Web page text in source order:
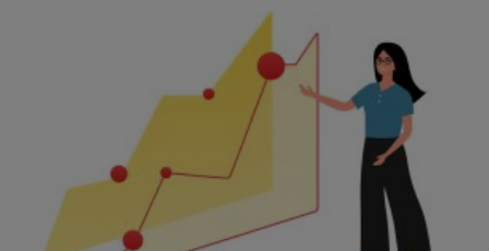
Egyszerűen csak válaszd ki az általad és
ügyfeleid által igényelt szolgáltatási szintet, mi
pedig biztosítjuk a megfelelő fuvarozót. Ami
pedig a legjobb, hogy egyetlen rendszer
használatával követheted nyomon az egyes
megrendelések állapotát – függetlenül attól,
hogy melyik országot vagy fuvarozót választod.